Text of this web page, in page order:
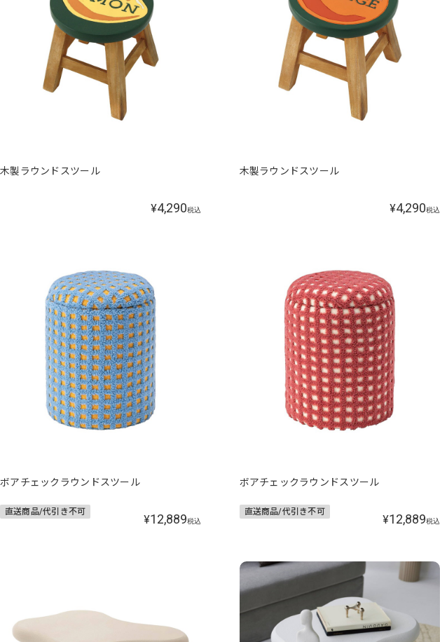
木製ラウンドスツール
¥4,290税込
木製ラウンドスツール
¥4,290税込
ボアチェックラウンドスツール
直送商品/代引き不可
¥12,889税込
ボアチェックラウンドスツール
直送商品/代引き不可
¥12,889税込